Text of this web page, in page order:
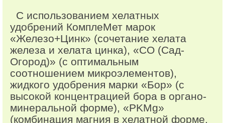
С использованием хелатных
удобрений КомплеМет марок
«Железо+Цинк» (сочетание хелата
железа и хелата цинка), «СО (Сад-
Огород)» (с оптимальным
соотношением микроэлементов),
жидкого удобрения марки «Бор» (с
высокой концентрацией бора в органо-
минеральной форме), «PKМg»
(комбинация магния в хелатной форме,